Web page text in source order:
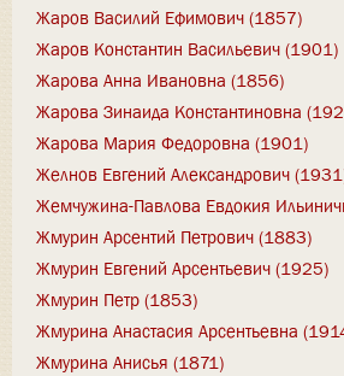
Жаров Василий Ефимович (1857)
Жаров Константин Васильевич (1901)
Жарова Анна Ивановна (1856)
Жарова Зинаида Константиновна
Жарова Мария Федоровна (1901)
Желнов Евгений Александрович
Жемчужина-Павлова Евдокия
Жмурин Арсентий Петрович (1883)
Жмурин Евгений Арсентьевич (1925)
Жмурин Петр (1853)
Жмурина Анастасия Арсентьевна
Жмурина Анисья (1871)